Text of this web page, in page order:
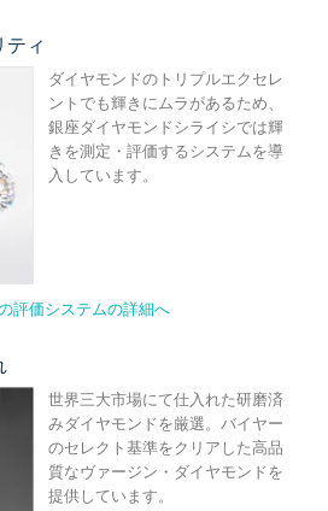
ィ
ダイヤモンドのトリプルエクセレ
ントでも輝きにムラがあるため、
銀座ダイヤモンドシライシでは輝
きを測定・評価するシステムを導
入しています。
評価システムの詳細へ
世界三大市場にて仕入れた研磨済
みダイヤモンドを厳選。バイヤー
のセレクト基準をクリアした高品
質なヴァージン・ダイヤモンドを
提供しています。